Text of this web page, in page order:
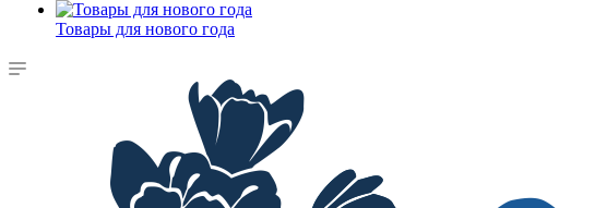
Товары для нового года